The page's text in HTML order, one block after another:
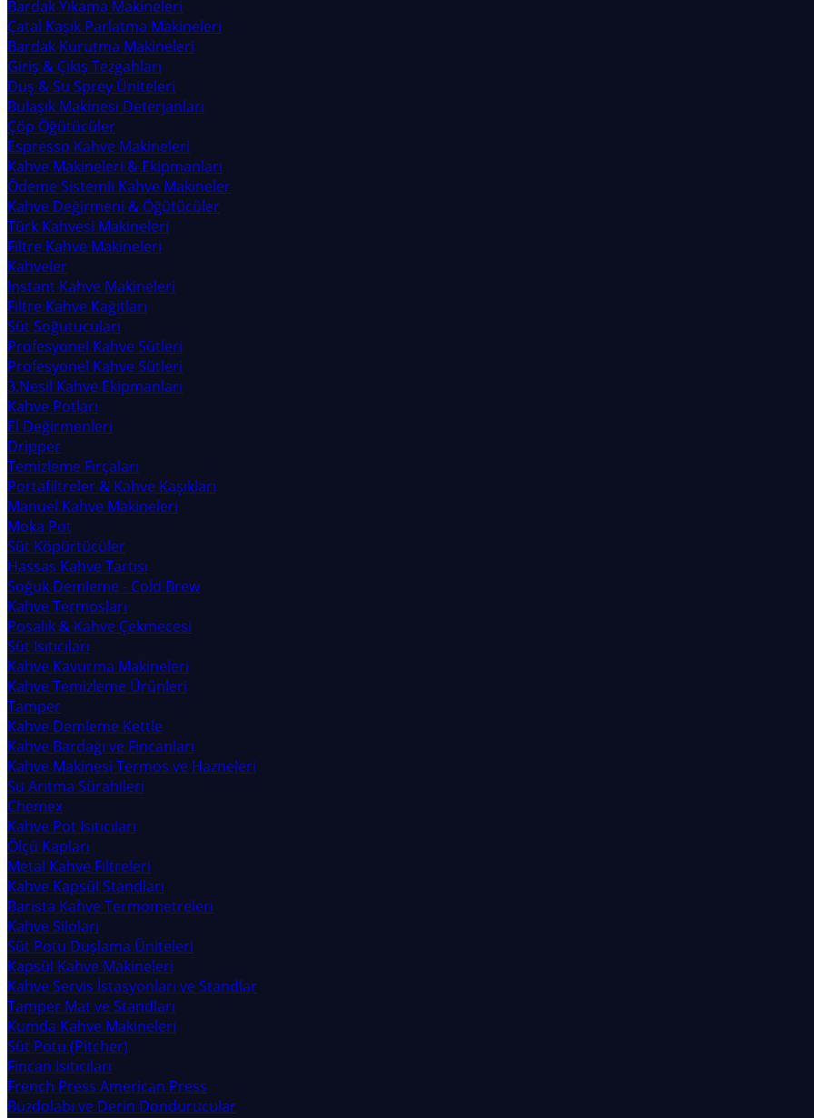
Bardak Yıkama Makineleri
Çatal Kaşık Parlatma Makineleri
Bardak Kurutma Makineleri
Giriş & Çıkış Tezgahları
Duş & Su Sprey Üniteleri
Bulaşık Makinesi Deterjanları
Çöp Öğütücüler
Espresso Kahve Makineleri
Kahve Makineleri & Ekipmanları
Ödeme Sistemli Kahve Makineler
Kahve Değirmeni & Öğütücüler
Türk Kahvesi Makineleri
Filtre Kahve Makineleri
Kahveler
Instant Kahve Makineleri
Filtre Kahve Kağıtları
Süt Soğutucuları
Profesyonel Kahve Sütleri
Profesyonel Kahve Sütleri
3.Nesil Kahve Ekipmanları
Kahve Potları
El Değirmenleri
Dripper
Temizleme Fırçaları
Portafiltreler & Kahve Kaşıkları
Manuel Kahve Makineleri
Moka Pot
Süt Köpürtücüler
Hassas Kahve Tartısı
Soğuk Demleme - Cold Brew
Kahve Termosları
Posalık & Kahve Çekmecesi
Süt Isıtıcıları
Kahve Kavurma Makineleri
Kahve Temizleme Ürünleri
Tamper
Kahve Demleme Kettle
Kahve Bardağı ve Fincanları
Kahve Makinesi Termos ve Hazneleri
Su Arıtma Sürahileri
Chemex
Kahve Pot Isıtıcıları
Ölçü Kapları
Metal Kahve Filtreleri
Kahve Kapsül Standları
Barista Kahve Termometreleri
Kahve Siloları
Süt Potu Duşlama Üniteleri
Kapsül Kahve Makineleri
Kahve Servis İstasyonları ve Standlar
Tamper Mat ve Standları
Kumda Kahve Makineleri
Süt Potu (Pitcher)
Fincan Isıtıcıları
French Press American Press
Buzdolabı ve Derin Dondurucular